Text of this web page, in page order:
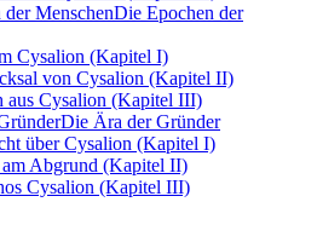
Die Epochen der
Cysalion (Kapitel I)
von Cysalion (Kapitel II)
aus Cysalion (Kapitel III)
Die Ära der Gründer
über Cysalion (Kapitel I)
Abgrund (Kapitel II)
Cysalion (Kapitel III)